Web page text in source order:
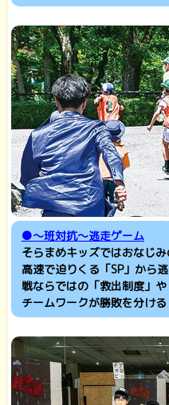
●～班対抗～逃走ゲーム
そらまめキッズではおなじ
高速で迫りくる「SP」から
戦ならではの「救出制度」
チームワークが勝敗を分ける